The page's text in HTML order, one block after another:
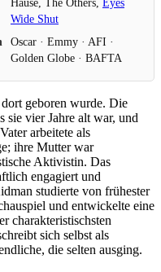
Wide Shut
Oscar · Emmy · AFI ·
Golden Globe · BAFTA
geboren wurde. Die
sie vier Jahre alt war, und
arbeitete als
ihre Mutter war
Aktivistin. Das
engagiert und
studierte von frühester
und entwickelte eine
charakteristischsten
sich selbst als
die selten ausging.